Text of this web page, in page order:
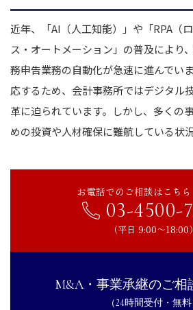
近年、「AI（人工知能）」や「RPA（
ス・オートメーション」の普及により
務申告業務の自動化が急速に進んでい
応するため、会計事務所ではデジタル
革に迫られています。しかし、多くの
めの投資や人材確保に難航している状況
お電話でのご相談はこちら
03-4500-
（平日 9:00〜18:00）
M&A・事業承継のご相
（24時間受付・無料